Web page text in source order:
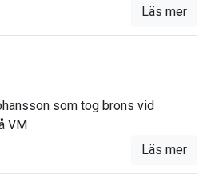
Läs mer
som tog brons vid
VM
Läs mer